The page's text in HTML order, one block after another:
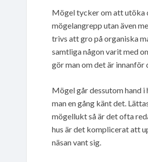
Mögel tycker om att utöka
mögelangrepp utan även
trivs att gro på organiska
samtliga någon varit med
gör man om det är innanför
Mögel går dessutom hand
man en gång känt det.
mögellukt så är det ofta
hus är det komplicerat att
näsan vant sig.